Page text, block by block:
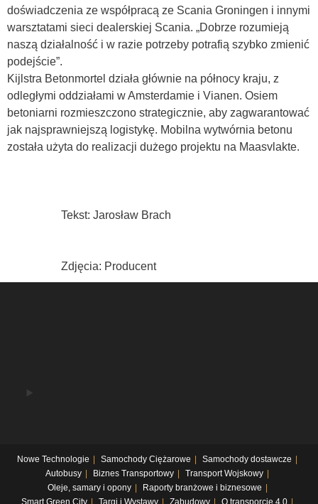
doświadczenia ze współpracą ze Scania Groningen i innymi
warsztatami sieci dealerskiej Scania. „Dobrze rozumieją
naszą działalność i w razie potrzeby potrafią szybko zmienić
podejście”.
Kijlstra Betonmortel działa głównie na północy kraju, z
odległymi oddziałami w Amsterdamie i Vianen. Osiem
betoniarni rozmieszczono strategicznie, aby zagwarantować
jak najsprawniejszą logistykę. Mobilna wytwórnia betonu
została użyta do realizacji dużego projektu na Maasvlakte.
Tekst: Jarosław Brach
Zdjęcia: Producent
Nowe Technologie Samochody Ciężarowe
Samochody dostawcze
Autobusy
Biznes Transportowy
Transport Wojskowy
Oleje, samary i opony
Raporty branżowe i biznesowe
Smart Green City
Targi i Wystawy Zabudowy O transporcie 4.0